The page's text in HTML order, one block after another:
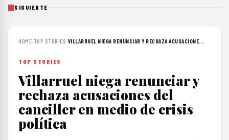
SIGUIENTE
HOME› TOP STORIES›VILLARRUEL NIEGA RENUNCIAR Y RECHAZA ACUSACIONE...
TOP STORIES
Villarruel niega renunciar y
rechaza acusaciones del
canciller en medio de crisis
política